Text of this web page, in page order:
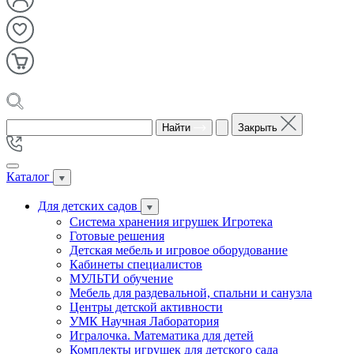
Найти Закрыть
Каталог
Для детских садов
Система хранения игрушек Игротека
Готовые решения
Детская мебель и игровое оборудование
Кабинеты специалистов
МУЛЬТИ обучение
Мебель для раздевальной, спальни и санузла
Центры детской активности
УМК Научная Лаборатория
Игралочка. Математика для детей
Комплекты игрушек для детского сада